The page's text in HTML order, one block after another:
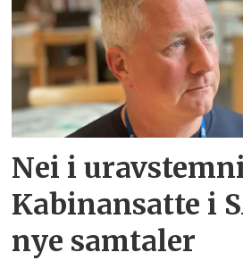
Nei i
Kabinansatte i
nye samtaler